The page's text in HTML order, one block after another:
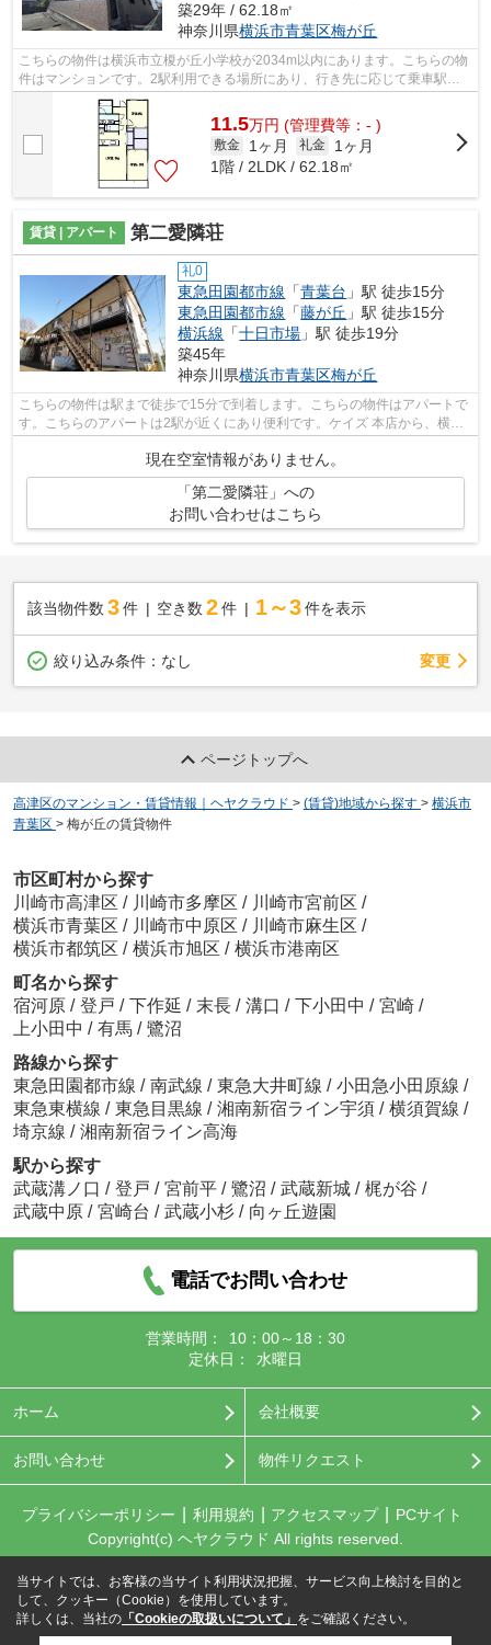
築29年 / 62.18㎡
神奈川県横浜市青葉区梅が丘
こちらの物件は横浜市立榎が丘小学校が2034m以内にあります。こちらの物
件はマンションです。2駅利用できる場所にあり、行き先に応じて乗車駅の
使い分けができます。駅まで徒歩14分の...
11.5万円 (管理費等：- )
敷金 1ヶ月 礼金
1ヶ月
1階 / 2LDK / 62.18㎡
賃貸 | アパート 第二愛隣荘
礼0
東急田園都市線 「青葉台 」駅 徒歩15分
東急田園都市線 「藤が丘 」駅 徒歩15分
横浜線 「十日市場 」駅 徒歩19分
築45年
神奈川県横浜市青葉区梅が丘
こちらの物件は駅まで徒歩で15分で到着します。こちらの物件はアパートで
す。こちらのアパートは2駅が近くにあり便利です。ケイズ 本店から、横浜
現在空室情報がありません。
「第二愛隣荘」への
お問い合わせはこちら
該当物件数 3件 空き数 2 件 1～3 件を表示
絞り込み条件： なし 変更
ページトップへ
高津区のマンション・賃貸情報｜ヘヤクラウド > (賃貸)地域から探す > 横浜市
青葉区 > 梅が丘の賃貸物件
市区町村から探す
川崎市高津区 / 川崎市多摩区 / 川崎市宮前区 /
横浜市青葉区 / 川崎市中原区 / 川崎市麻生区 /
横浜市都筑区 / 横浜市旭区 / 横浜市港南区
町名から探す
宿河原 / 登戸 / 下作延 / 末長 / 溝口 / 下小田中 / 宮崎 /
上小田中 / 有馬 / 鷺沼
路線から探す
東急田園都市線 / 南武線 / 東急大井町線 / 小田急小田原線 /
東急東横線 / 東急目黒線 / 湘南新宿ライン宇須 / 横須賀線 /
埼京線 / 湘南新宿ライン高海
駅から探す
武蔵溝ノ口 / 登戸 / 宮前平 / 鷺沼 / 武蔵新城 / 梶が谷 /
武蔵中原 / 宮崎台 / 武蔵小杉 / 向ヶ丘遊園
電話でお問い合わせ
営業時間：
10：00～18：30
定休日：
水曜日
ホーム 会社概要
お問い合わせ 物件リクエスト
プライバシーポリシー 利用規約 アクセスマップ
PCサイト
Copyright(c) ヘヤクラウド All rights reserved.
当サイトでは、お客様の当サイト利用状況把握、サービス向上検討を目的と
して、クッキー（Cookie）を使用しています。
詳しくは、当社の 「Cookieの取扱いについて」 をご確認ください。